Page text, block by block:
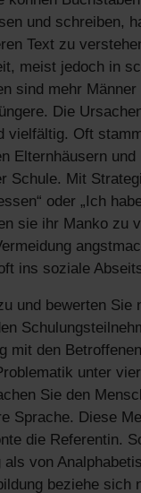
und schreiben,
Text zu
meist jedoch in
sind mehr Männer
Die
vielfältig. Oft
Elternhäusern
Schule. Mit
oder „Ich
sie ihr Manko zu
ins soziale
und bewerten Sie
mit den
unter
Sie den
Sprache. Diese
die Referentin.
als von
beziehe sich